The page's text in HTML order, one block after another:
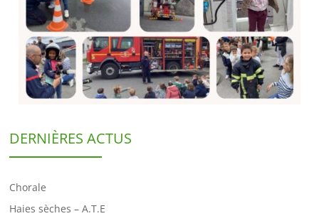
DERNIÈRES ACTUS
Chorale
Haies sèches – A.T.E